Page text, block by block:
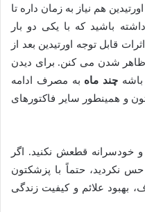
هم نیاز به زمان داره تا
باشید که با یکی دو بار
قابل توجه اورتیدین بعد از
شدن می کنن. برای دیدن
باشه چند ماه به مصرف ادامه
و همینطور سایر فاکتورهای
خودسرانه قطعش نکنید. اگر
نکردید، حتماً با پزشکتون
بهبود علائم و کیفیت زندگی